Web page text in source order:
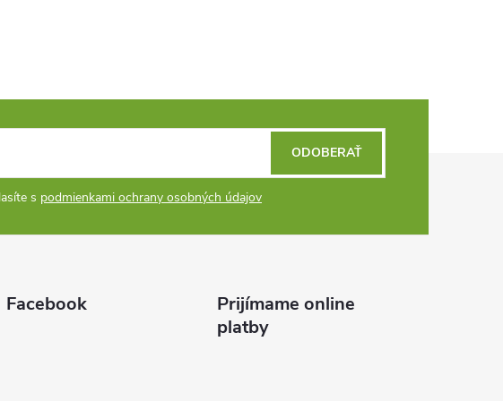
s podmienkami ochrany osobných údajov
ODOBERAŤ
Facebook
Prijímame online
platby